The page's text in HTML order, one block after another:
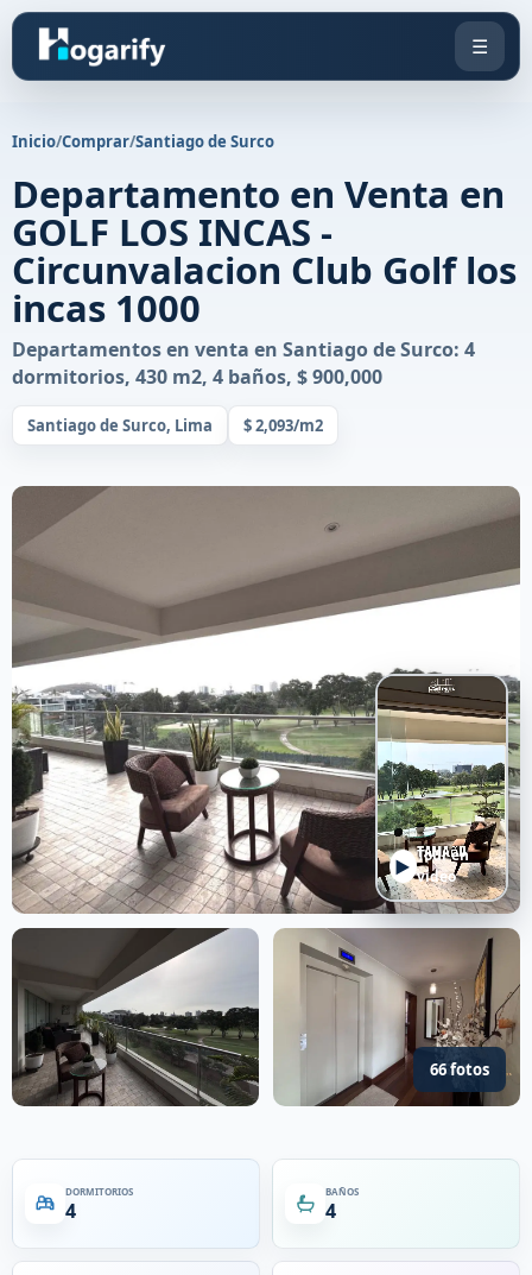
☰
Inicio/Comprar/Santiago de Surco
Departamento en Venta en
GOLF LOS INCAS -
Circunvalacion Club Golf los
incas 1000
Departamentos en venta en Santiago de Surco: 4
dormitorios, 430 m2, 4 baños, $ 900,000
Santiago de Surco, Lima $ 2,093/m2
▶ Tour en
video
66 fotos
DORMITORIOS
4
BAÑOS
4